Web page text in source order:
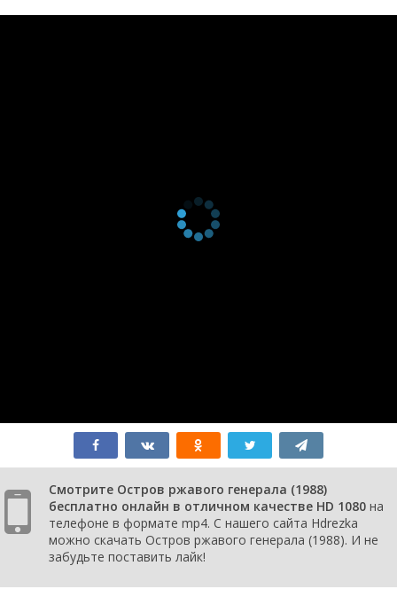
Смотрите Остров ржавого генерала (1988)
бесплатно онлайн в отличном качестве HD 1080 на
телефоне в формате mp4. С нашего сайта Hdrezka
можно скачать Остров ржавого генерала (1988). И не
забудьте поставить лайк!